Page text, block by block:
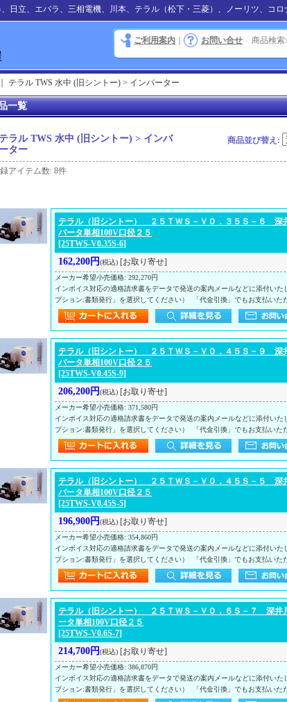
日立、エバラ、三相電機、川本、テラル（松下・三菱）、ノーリツ、コ
ご利用案内 ｜ お問い合せ 商品検索:
テラル TWS 水中 (旧シントー) > インバーター
一覧
テラル TWS 水中 (旧シントー) > インバ
ーター
商品並び替え :
アイテム数: 8件
テラル（旧シントー） ２５ＴＷＳ－Ｖ０．３５Ｓ－６ 深
バータ単相100V口径２５
[25TWS-V0.35S-6]
162,200円(税込) [お取り寄せ]
メーカー希望小売価格: 292,270円
インボイス対応の適格請求書をデータで発送の案内メールなどに添付い
プション:書類発行」を選択してください） 「代金引換」でもお支払いた
テラル（旧シントー） ２５ＴＷＳ－Ｖ０．４５Ｓ－９ 深
バータ単相100V口径２５
[25TWS-V0.45S-9]
206,200円(税込) [お取り寄せ]
メーカー希望小売価格: 371,580円
インボイス対応の適格請求書をデータで発送の案内メールなどに添付い
プション:書類発行」を選択してください） 「代金引換」でもお支払いた
テラル（旧シントー） ２５ＴＷＳ－Ｖ０．４５Ｓ－５ 深
バータ単相100V口径２５
[25TWS-V0.45S-5]
196,900円(税込) [お取り寄せ]
メーカー希望小売価格: 354,860円
インボイス対応の適格請求書をデータで発送の案内メールなどに添付い
プション:書類発行」を選択してください） 「代金引換」でもお支払いた
テラル（旧シントー） ２５ＴＷＳ－Ｖ０．６Ｓ－７ 深井
ータ単相100V口径２５
[25TWS-V0.6S-7]
214,700円(税込) [お取り寄せ]
メーカー希望小売価格: 386,870円
インボイス対応の適格請求書をデータで発送の案内メールなどに添付い
プション:書類発行」を選択してください） 「代金引換」でもお支払いた